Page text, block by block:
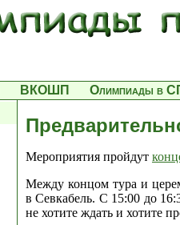
ВКОШП
Олимпиады в
Мероприятия пройдут
Между концом тура и
в Севкабель. С 15:00 до
не хотите ждать и хотите